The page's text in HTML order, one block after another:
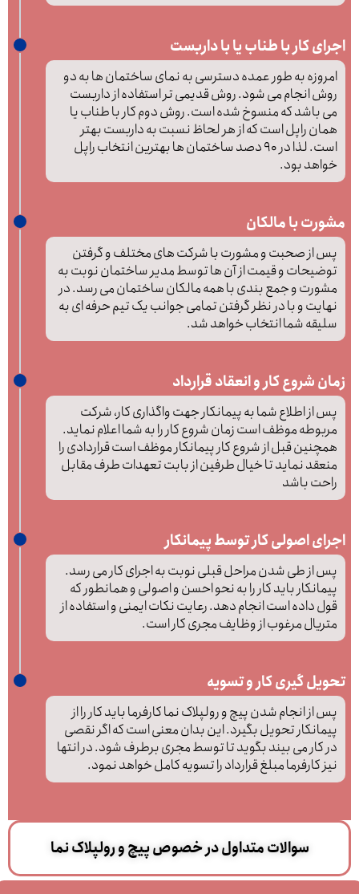
اجرای کار با طناب یا با داربست
امروزه به طور عمده دسترسی به نمای ساختمان ها به دو
روش انجام می شود. روش قدیمی تر استفاده از داربست
می باشد که منسوخ شده است. روش دوم کار با طناب یا
همان راپل است که از هر لحاظ نسبت به داربست بهتر
است. لذا در 90 دصد ساختمان ها بهترین انتخاب راپل
خواهد بود.
مشورت با مالکان
پس از صحبت و مشورت با شرکت های مختلف و گرفتن
توضیحات و قیمت از آن ها توسط مدیر ساختمان نوبت به
مشورت و جمع بندی با همه مالکان ساختمان می رسد. در
نهایت و با در نظر گرفتن تمامی جوانب یک تیم حرفه ای به
سلیقه شما انتخاب خواهد شد.
زمان شروع کار و انعقاد قرارداد
پس از اطلاع شما به پیمانکار جهت واگذاری کار، شرکت
مربوطه موظف است زمان شروع کار را به شما اعلام نماید.
همچنین قبل از شروع کار پیمانکار موظف است قراردادی را
منعقد نماید تا خیال طرفین از بابت تعهدات طرف مقابل
راحت باشد
اجرای اصولی کار توسط پیمانکار
پس از طی شدن مراحل قبلی نوبت به اجرای کار می رسد.
پیمانکار باید کار را به نحو احسن و اصولی و همانطور که
قول داده است انجام دهد. رعایت نکات ایمنی و استفاده از
متریال مرغوب از وظایف مجری کار است.
تحویل گیری کار و تسویه
پس از انجام شدن پیچ و رولپلاک نما کارفرما باید کار را از
پیمانکار تحویل بگیرد. این بدان معنی است که اگر نقصی
در کار می بیند بگوید تا توسط مجری برطرف شود. در انتها
نیز کارفرما مبلغ قرارداد را تسویه کامل خواهد نمود.
سوالات متداول در خصوص پیچ و رولپلاک نما